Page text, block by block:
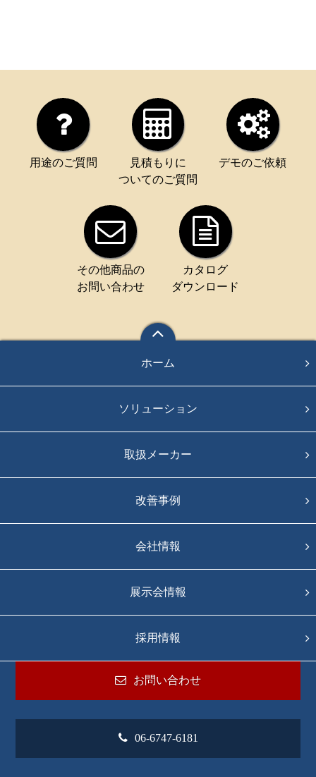
用途のご質問
見積もりに
ついてのご質問
デモのご依頼
その他商品の
お問い合わせ
カタログ
ダウンロード
ホーム
ソリューション
取扱メーカー
改善事例
会社情報
展示会情報
採用情報
お問い合わせ
06-6747-6181